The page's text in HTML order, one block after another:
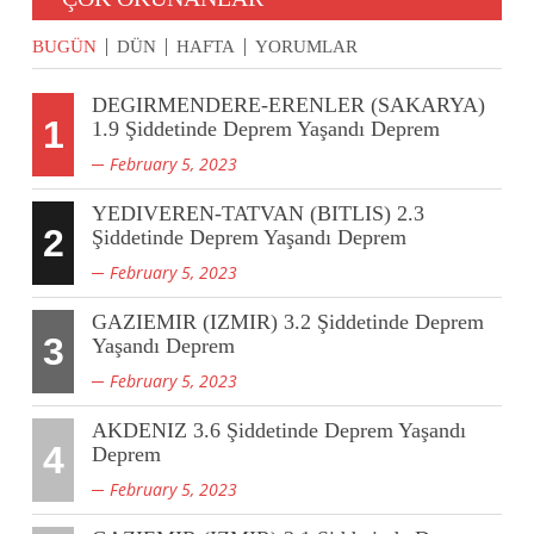
BUGÜN DÜN HAFTA YORUMLAR
1
DEGIRMENDERE-ERENLER (SAKARYA)
1.9 Şiddetinde Deprem Yaşandı Deprem
February 5, 2023
2
YEDIVEREN-TATVAN (BITLIS) 2.3
Şiddetinde Deprem Yaşandı Deprem
February 5, 2023
3
GAZIEMIR (IZMIR) 3.2 Şiddetinde Deprem
Yaşandı Deprem
February 5, 2023
4
AKDENIZ 3.6 Şiddetinde Deprem Yaşandı
Deprem
February 5, 2023